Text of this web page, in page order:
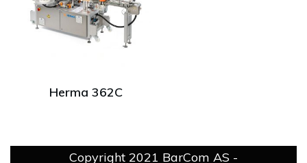
Herma 362C
Copyright 2021 BarCom AS -